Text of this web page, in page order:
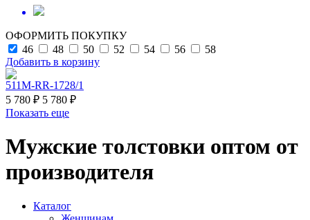
ОФОРМИТЬ ПОКУПКУ
46
48 50 52 54 56
58
Добавить в корзину
511M-RR-1728/1
5 780 ₽ 5 780 ₽
Показать еще
Мужские толстовки оптом от
производителя
Каталог